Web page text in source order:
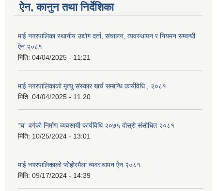
ऐन, कानुन तथा निर्देशिका
माई नगरपालिका स्थानीय उद्योग दर्ता, संचालन, व्यवस्थापन र नियमन सम्बन्धी
ऐन २०८१
मिति: 04/04/2025 - 11:21
माई नगरपालिकाको मृत्यु संस्कार खर्च सम्बन्धि कार्यविधि , २०८१
मिति: 04/04/2025 - 11:20
“घ” वर्गको निर्माण व्यवसायी कार्यविधि २०७५ दोस्रो संसोधित २०८१
मिति: 10/25/2024 - 13:01
माई नगरपालिकाको फोहोरमैला व्यवस्थापन ऐन २०८१
मिति: 09/17/2024 - 14:39